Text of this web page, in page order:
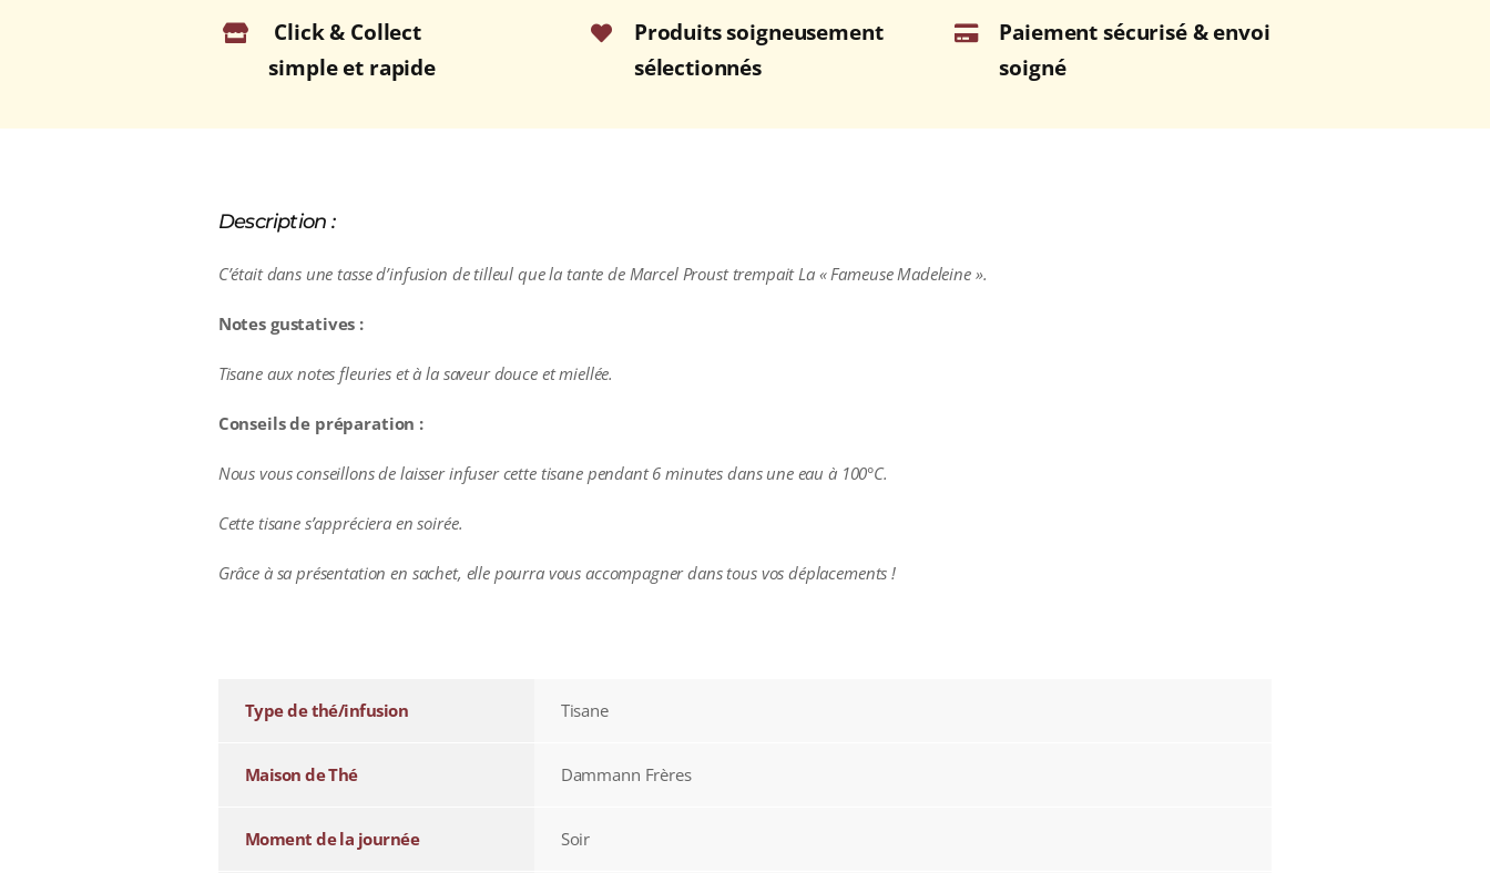
Click & Collect
simple et rapide
Produits soigneusement
sélectionnés
Paiement sécurisé & envoi
soigné
Description :
C’était dans une tasse d’infusion de tilleul que la tante de Marcel Proust trempait La « Fameuse Madeleine ».
Notes gustatives :
Tisane aux notes fleuries et à la saveur douce et miellée.
Conseils de préparation :
Nous vous conseillons de laisser infuser cette tisane pendant 6 minutes dans une eau à 100°C.
Cette tisane s’appréciera en soirée.
Grâce à sa présentation en sachet, elle pourra vous accompagner dans tous vos déplacements !
Type de thé/infusion Tisane
Maison de Thé Dammann Frères
Moment de la journée Soir